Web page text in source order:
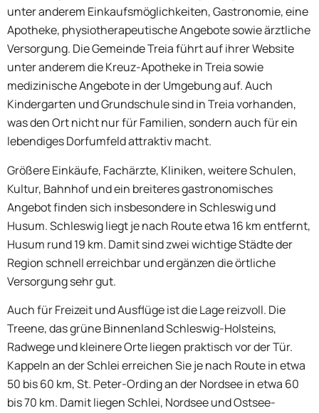
unter anderem Einkaufsmöglichkeiten, Gastronomie, eine
Apotheke, physiotherapeutische Angebote sowie ärztliche
Versorgung. Die Gemeinde Treia führt auf ihrer Website
unter anderem die Kreuz-Apotheke in Treia sowie
medizinische Angebote in der Umgebung auf. Auch
Kindergarten und Grundschule sind in Treia vorhanden,
was den Ort nicht nur für Familien, sondern auch für ein
lebendiges Dorfumfeld attraktiv macht.
Größere Einkäufe, Fachärzte, Kliniken, weitere Schulen,
Kultur, Bahnhof und ein breiteres gastronomisches
Angebot finden sich insbesondere in Schleswig und
Husum. Schleswig liegt je nach Route etwa 16 km entfernt,
Husum rund 19 km. Damit sind zwei wichtige Städte der
Region schnell erreichbar und ergänzen die örtliche
Versorgung sehr gut.
Auch für Freizeit und Ausflüge ist die Lage reizvoll. Die
Treene, das grüne Binnenland Schleswig-Holsteins,
Radwege und kleinere Orte liegen praktisch vor der Tür.
Kappeln an der Schlei erreichen Sie je nach Route in etwa
50 bis 60 km, St. Peter-Ording an der Nordsee in etwa 60
bis 70 km. Damit liegen Schlei, Nordsee und Ostsee-